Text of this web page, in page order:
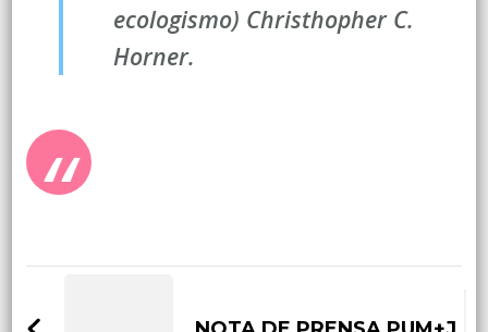
ecologismo) Christhopher C.
Horner.